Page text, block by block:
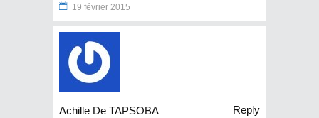
19 février 2015
Achille De TAPSOBA
Reply